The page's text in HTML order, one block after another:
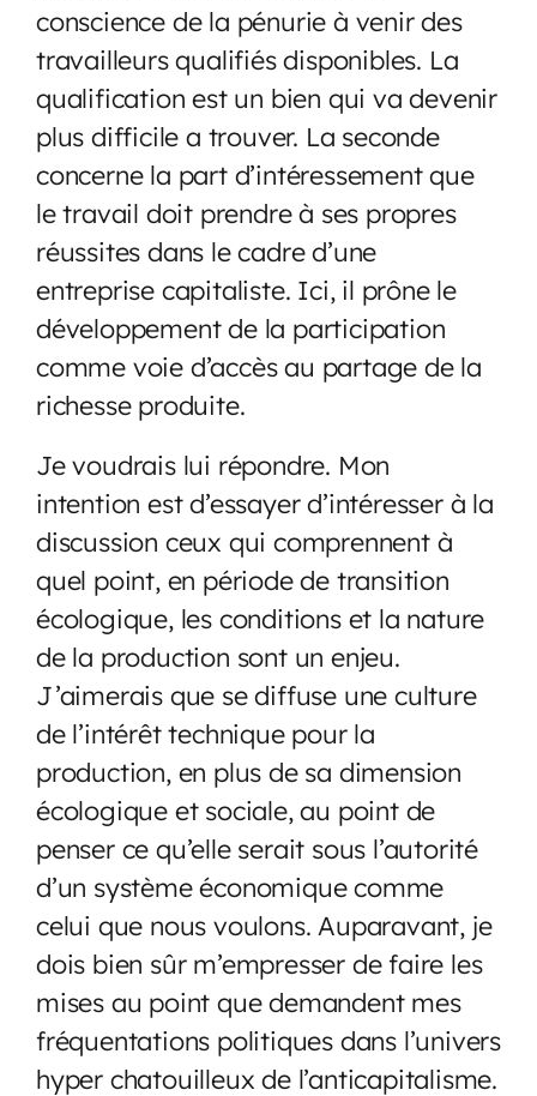
conscience de la pénurie à venir des
travailleurs qualifiés disponibles. La
qualification est un bien qui va devenir
plus difficile a trouver. La seconde
concerne la part d’intéressement que
le travail doit prendre à ses propres
réussites dans le cadre d’une
entreprise capitaliste. Ici, il prône le
développement de la participation
comme voie d’accès au partage de la
richesse produite.
Je voudrais lui répondre. Mon
intention est d’essayer d’intéresser à la
discussion ceux qui comprennent à
quel point, en période de transition
écologique, les conditions et la nature
de la production sont un enjeu.
J’aimerais que se diffuse une culture
de l’intérêt technique pour la
production, en plus de sa dimension
écologique et sociale, au point de
penser ce qu’elle serait sous l’autorité
d’un système économique comme
celui que nous voulons. Auparavant, je
dois bien sûr m’empresser de faire les
mises au point que demandent mes
fréquentations politiques dans l’univers
hyper chatouilleux de l’anticapitalisme.